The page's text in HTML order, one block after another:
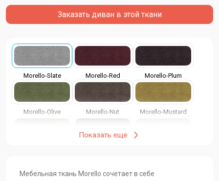
Заказать диван в этой ткани
Morello-Slate Morello-Red Morello-Plum
Morello-Olive Morello-Nut Morello-Mustard
Показать еще
Мебельная ткань Morello сочетает в себе